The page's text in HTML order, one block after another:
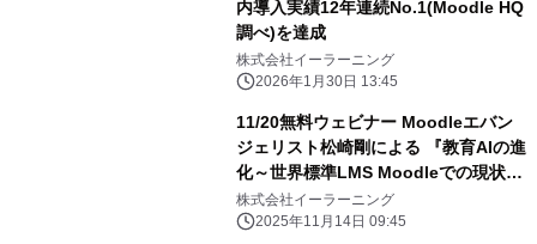
内導入実績12年連続No.1(Moodle HQ
調べ)を達成
株式会社イーラーニング
2026年1月30日 13:45
11/20無料ウェビナー Moodleエバン
ジェリスト松崎剛による 『教育AIの進
化～世界標準LMS Moodleでの現状
～』
株式会社イーラーニング
2025年11月14日 09:45